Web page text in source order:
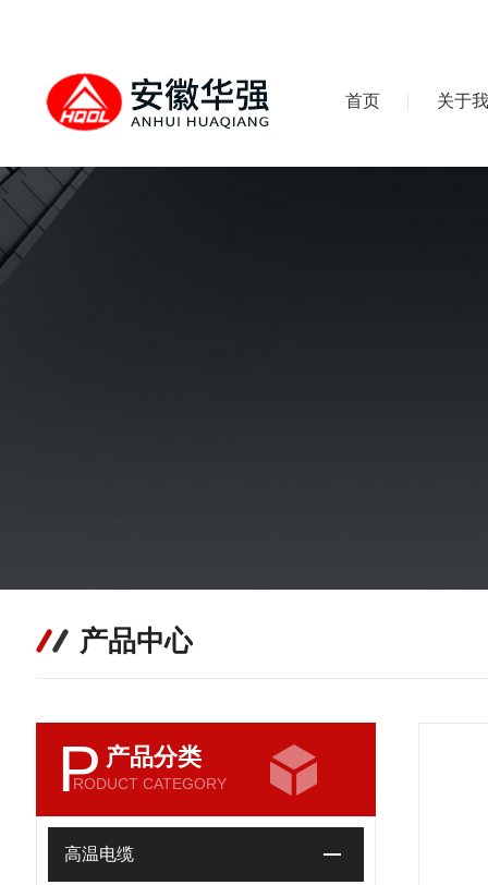
首页 关于
产品中心
P 产品分类
RODUCT CATEGORY
高温电缆